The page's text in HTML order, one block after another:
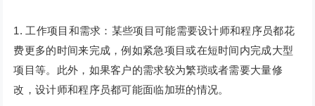
1. 工作项目和需求：某些项目可能需要设计师和程序员都花
费更多的时间来完成，例如紧急项目或在短时间内完成大型
项目等。此外，如果客户的需求较为繁琐或者需要大量修
改，设计师和程序员都可能面临加班的情况。